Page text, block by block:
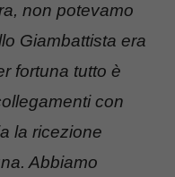
non potevamo
Giambattista era
fortuna tutto è
con
la ricezione
Abbiamo